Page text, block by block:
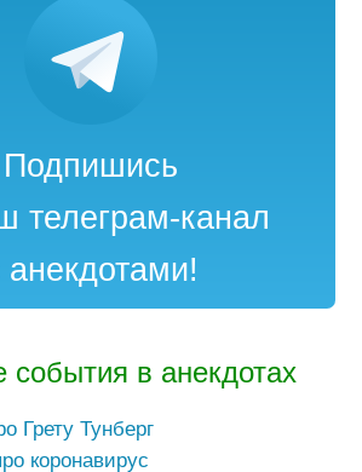
Подпишись
телеграм-канал
анекдотами!
события в анекдотах
Грету Тунберг
коронавирус